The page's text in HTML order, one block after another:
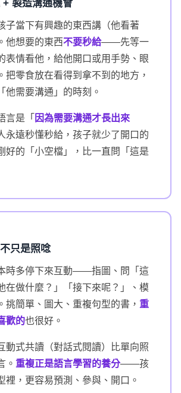
+ 製造溝通機會
子當下有興趣的東西講（他看著
他想要的東西不要秒給——先等一
表情看他，給他開口或用手勢、眼
把零食放在看得到拿不到的地方，
他需要溝通」的時刻。
言是「 因為需要溝通才長出來
永遠秒懂秒給，孩子就少了開口的
好的「小空檔」，比一直問「這是
只是照唸
時多停下來互動——指圖、問「這
在做什麼？」「接下來呢？」、模
挑簡單、圖大、重複句型的書， 重
歡的也很好。
動式共讀（對話式閱讀）比單向照
。 重複正是語言學習的養分——孩
裡，更容易預測、參與、開口。